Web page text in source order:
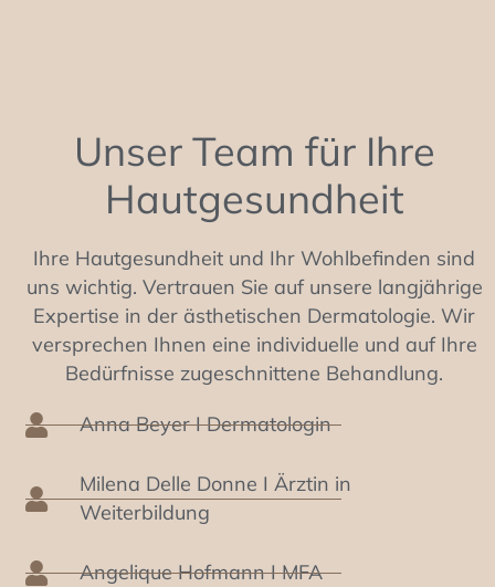
Unser Team für Ihre
Hautgesundheit
Ihre Hautgesundheit und Ihr Wohlbefinden sind
uns wichtig. Vertrauen Sie auf unsere langjährige
Expertise in der ästhetischen Dermatologie. Wir
versprechen Ihnen eine individuelle und auf Ihre
Bedürfnisse zugeschnittene Behandlung.
Anna Beyer I Dermatologin
Milena Delle Donne I Ärztin in
Weiterbildung
Angelique Hofmann I MFA